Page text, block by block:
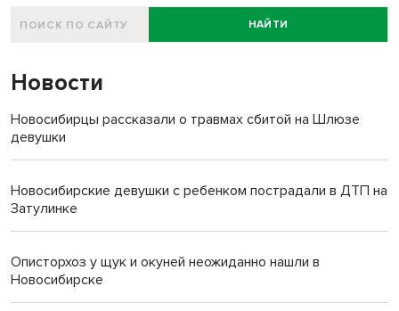
НАЙТИ
Новости
Новосибирцы рассказали о травмах сбитой на Шлюзе
девушки
Новосибирские девушки с ребенком пострадали в ДТП на
Затулинке
Описторхоз у щук и окуней неожиданно нашли в
Новосибирске